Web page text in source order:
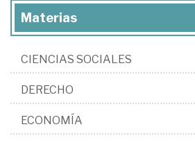
Materias
CIENCIAS SOCIALES
DERECHO
ECONOMÍA